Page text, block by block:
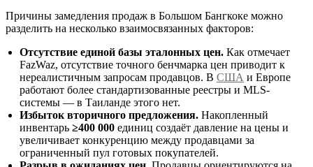
Причины замедления продаж в Большом Бангкоке можно
разделить на несколько взаимосвязанных факторов:
Отсутствие единой базы эталонных цен. Как отмечает
FazWaz, отсутствие точного бенчмарка цен приводит к
нереалистичным запросам продавцов. В США и Европе
работают более стандартизованные реестры и MLS-
системы — в Таиланде этого нет.
Избыток вторичного предложения. Накопленный
инвентарь ≥400 000 единиц создаёт давление на цены и
увеличивает конкуренцию между продавцами за
ограниченный пул готовых покупателей.